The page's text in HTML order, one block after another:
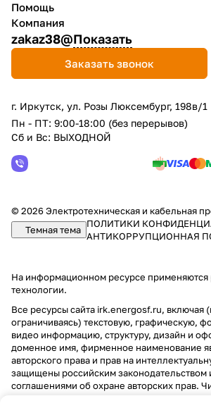
Помощь
Компания
zakaz38@Показать
Заказать звонок
г. Иркутск, ул. Розы Люксембург, 198в/1
Пн - ПТ: 9:00-18:00 (без перерывов)
Сб и Вс: ВЫХОДНОЙ
© 2026 Электротехническая и кабельная
Темная тема
ПОЛИТИКИ
АНТИКОРРУПЦИОННАЯ
На информационном ресурсе применяются
технологии.
Все ресурсы сайта irk.energosf.ru, включая
ограничиваясь) текстовую, графическую,
видео информацию, структуру, дизайн и
доменное имя, фирменное наименование
авторского права и прав на
защищены российским
соглашениями об охране авторских прав.